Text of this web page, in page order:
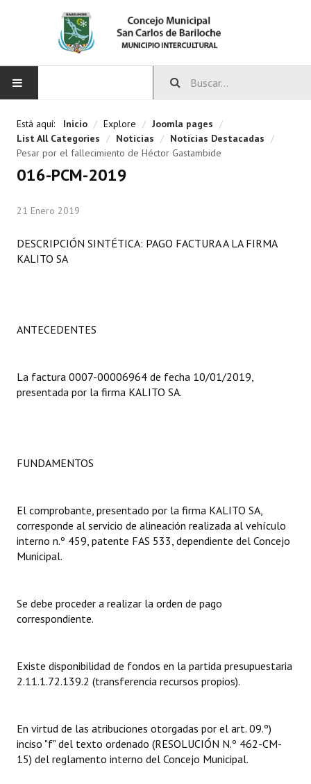
CONCEJO
Bloques Políticos
Integrantes del Concejo
Comisiones Permanentes
Programas
Constitución Nacional
Organigrama
DOCUMENTOS
Proyectos Presentados
Actas de Sesión
Ejecución Presupuestaria
Actas de Audiencias Públicas
Está aquí: Inicio / Explore / Joomla pages /
List All Categories / Noticias / Noticias Destacadas /
Pesar por el fallecimiento de Héctor Gastambide
016-PCM-2019
21 Enero 2019
DESCRIPCIÓN SINTÉTICA: PAGO FACTURA A LA FIRMA
KALITO SA
ANTECEDENTES
La factura 0007-00006964 de fecha 10/01/2019,
presentada por la firma KALITO SA.
FUNDAMENTOS
El comprobante, presentado por la firma KALITO SA,
corresponde al servicio de alineación realizada al vehículo
interno n.º 459, patente FAS 533, dependiente del Concejo
Municipal.
Se debe proceder a realizar la orden de pago
correspondiente.
Existe disponibilidad de fondos en la partida presupuestaria
2.11.1.72.139.2 (transferencia recursos propios).
En virtud de las atribuciones otorgadas por el art. 09.º)
inciso "f" del texto ordenado (RESOLUCIÓN N.º 462-CM-
15) del reglamento interno del Concejo Municipal.